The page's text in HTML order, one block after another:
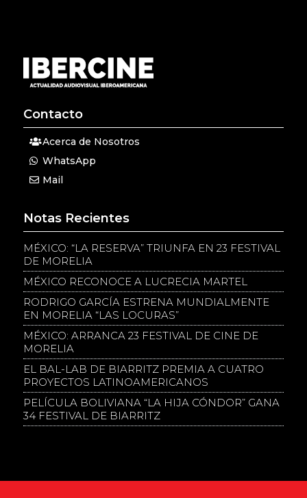
Contacto
Acerca de Nosotros
WhatsApp
Mail
Notas Recientes
MÉXICO: “LA RESERVA” TRIUNFA EN 23 FESTIVAL
DE MORELIA
MÉXICO RECONOCE A LUCRECIA MARTEL
RODRIGO GARCÍA ESTRENA MUNDIALMENTE
EN MORELIA “LAS LOCURAS”
MÉXICO: ARRANCA 23 FESTIVAL DE CINE DE
MORELIA
EL BAL-LAB DE BIARRITZ PREMIA A CUATRO
PROYECTOS LATINOAMERICANOS
PELÍCULA BOLIVIANA “LA HIJA CÓNDOR” GANA
34 FESTIVAL DE BIARRITZ